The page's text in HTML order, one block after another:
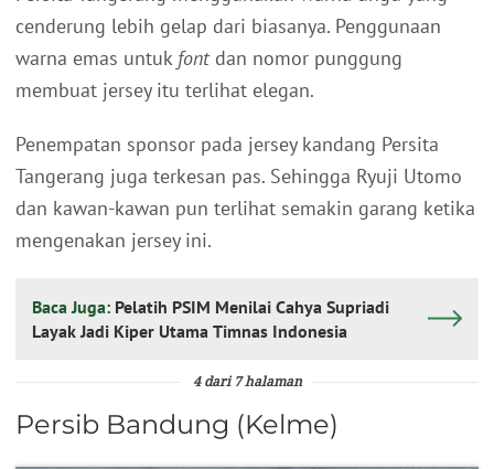
cenderung lebih gelap dari biasanya. Penggunaan
warna emas untuk font dan nomor punggung
membuat jersey itu terlihat elegan.
Penempatan sponsor pada jersey kandang Persita
Tangerang juga terkesan pas. Sehingga Ryuji Utomo
dan kawan-kawan pun terlihat semakin garang ketika
mengenakan jersey ini.
Baca Juga: Pelatih PSIM Menilai Cahya Supriadi
Layak Jadi Kiper Utama Timnas Indonesia
4 dari 7 halaman
Persib Bandung (Kelme)